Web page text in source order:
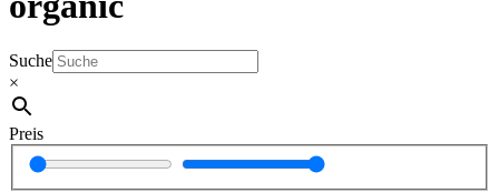
Suche
×
Preis